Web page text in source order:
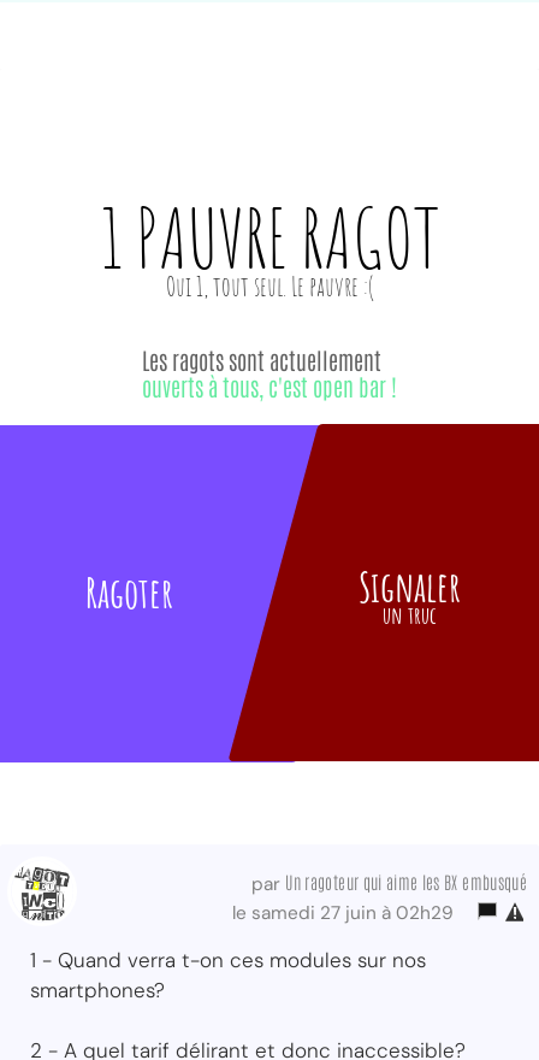
1 PAUVRE RAGOT
Ragoter
Les ragots sont actuellement
ouverts à tous, c'est open bar !
Signaler
un truc
par Un ragoteur qui aime les BX embusqué
le samedi 27 juin à 02h29
1 - Quand verra t-on ces modules sur nos
smartphones?
2 - A quel tarif délirant et donc inaccessible?